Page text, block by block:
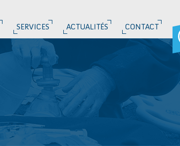
SERVICES ACTUALITÉS CONTACT